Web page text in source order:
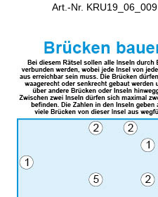
Art.-Nr. KRU19_06_009